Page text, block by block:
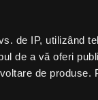
de IP, utilizând
de a vă oferi
de produse.
că
e, în